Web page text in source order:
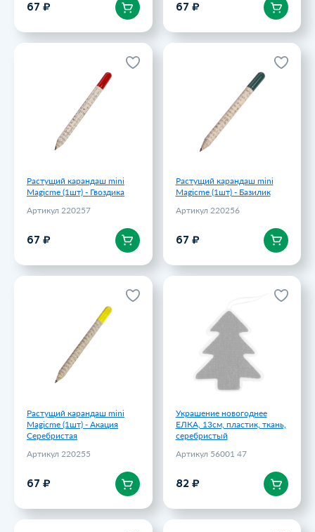
67 ₽ 67 ₽
Растущий карандаш mini
Magicme (1шт) - Гвоздика
Артикул 220257
67 ₽
Растущий карандаш mini
Magicme (1шт) - Гвоздика
Артикул 220257
Растущий карандаш mini
Magicme (1шт) - Базилик
Артикул 220256
67 ₽
Растущий карандаш mini
Magicme (1шт) - Базилик
Артикул 220256
Растущий карандаш mini
Magicme (1шт) - Акация
Серебристая
Артикул 220255
67 ₽
Растущий карандаш mini
Magicme (1шт) - Акация
Серебристая
Артикул 220255
Украшение новогоднее
ЕЛКА, 13cм, пластик, ткань,
серебристый
Артикул 56001 47
82 ₽
Украшение новогоднее
ЕЛКА, 13cм, пластик, ткань,
серебристый
Артикул 56001 47